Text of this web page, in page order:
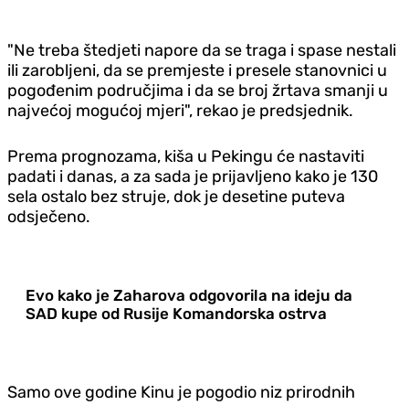
"Ne treba štedjeti napore da se traga i spase nestali
ili zarobljeni, da se premjeste i presele stanovnici u
pogođenim područjima i da se broj žrtava smanji u
najvećoj mogućoj mjeri", rekao je predsjednik.
Prema prognozama, kiša u Pekingu će nastaviti
padati i danas, a za sada je prijavljeno kako je 130
sela ostalo bez struje, dok je desetine puteva
odsječeno.
Evo kako je Zaharova odgovorila na ideju da
SAD kupe od Rusije Komandorska ostrva
Samo ove godine Kinu je pogodio niz prirodnih